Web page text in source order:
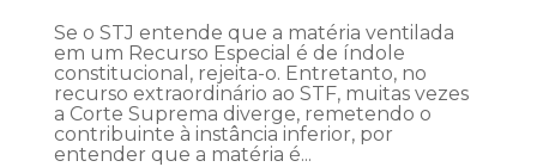
Se o STJ entende que a matéria ventilada
em um Recurso Especial é de índole
constitucional, rejeita-o. Entretanto, no
recurso extraordinário ao STF, muitas vezes
a Corte Suprema diverge, remetendo o
contribuinte à instância inferior, por
entender que a matéria é...